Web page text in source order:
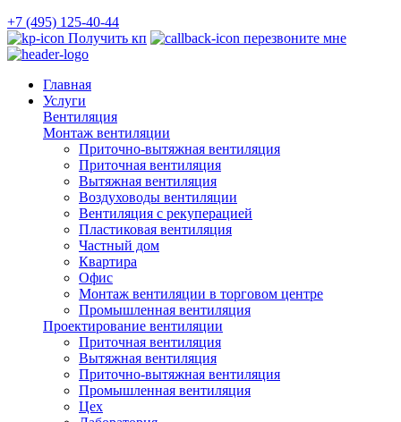
+7 (495) 125-40-44
Получить кп
перезвоните мне
Главная
Услуги
Вентиляция
Монтаж вентиляции
Приточно-вытяжная вентиляция
Приточная вентиляция
Вытяжная вентиляция
Воздуховоды вентиляции
Вентиляция с рекуперацией
Пластиковая вентиляция
Частный дом
Квартира
Офис
Монтаж вентиляции в торговом центре
Промышленная вентиляция
Проектирование вентиляции
Приточная вентиляция
Вытяжная вентиляция
Приточно-вытяжная вентиляция
Промышленная вентиляция
Цех